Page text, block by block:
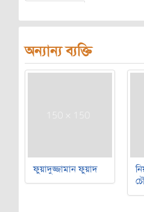
অন্যান্য ব্যক্তি
ফুয়াদুজ্জামান ফুয়াদ